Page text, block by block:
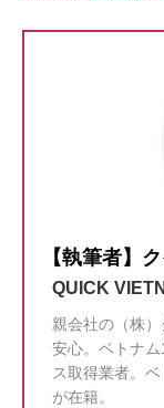
【執筆者】
QUICK
親会社の（株
安心。ベトナ
ス取得業者。
が在籍。